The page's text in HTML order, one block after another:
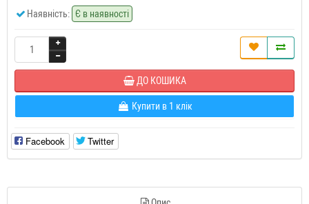
Наявність: Є в наявності
ДО КОШИКА
Купити в 1 клік
Facebook Twitter